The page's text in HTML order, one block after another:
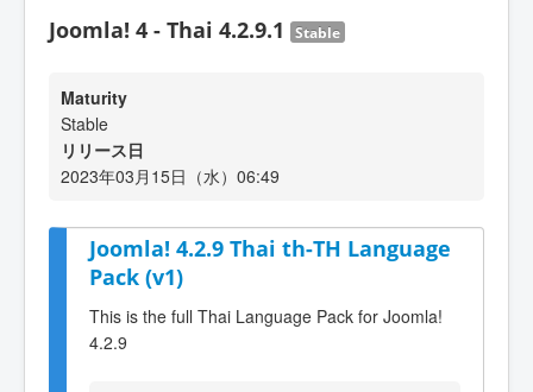
Joomla! 4 - Thai 4.2.9.1 Stable
Maturity
Stable
リリース日
2023年03月15日（水）06:49
Joomla! 4.2.9 Thai th-TH Language
Pack (v1)
This is the full Thai Language Pack for Joomla!
4.2.9